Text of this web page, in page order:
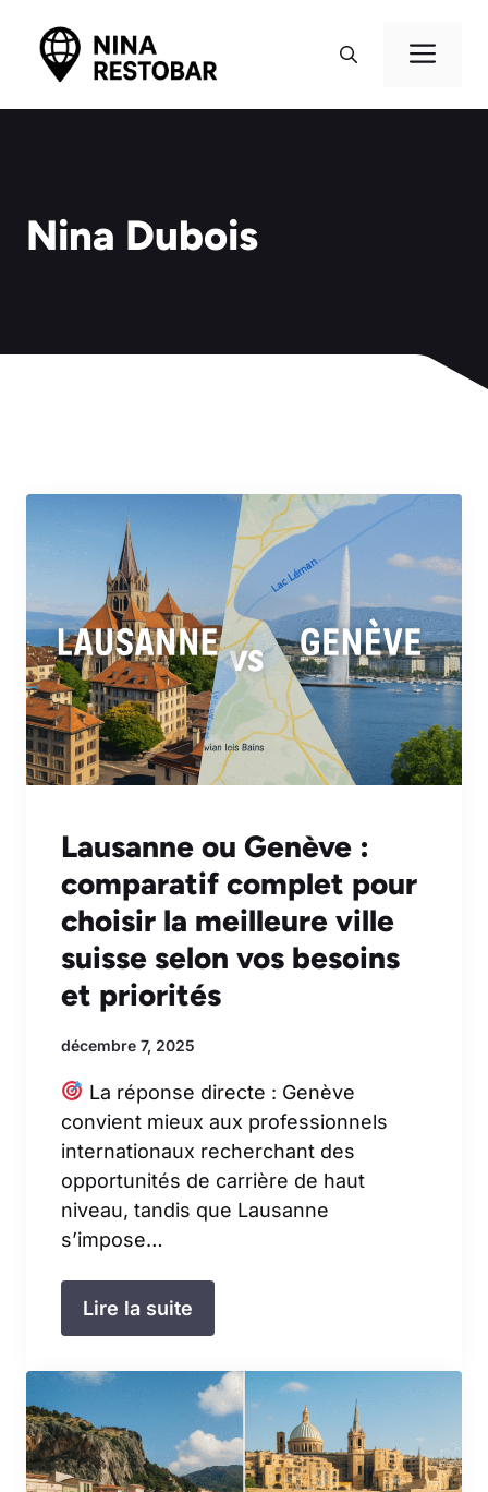
contenu
Nina Dubois
Lausanne ou Genève :
comparatif complet pour
choisir la meilleure ville
suisse selon vos besoins
et priorités
décembre 7, 2025
La réponse directe : Genève
convient mieux aux professionnels
internationaux recherchant des
opportunités de carrière de haut
niveau, tandis que Lausanne
s’impose…
Lire la suite